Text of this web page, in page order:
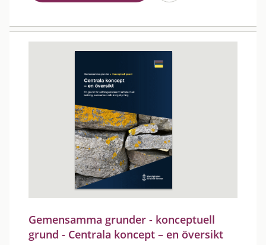
Gemensamma grunder - konceptuell
grund - Centrala koncept – en översikt